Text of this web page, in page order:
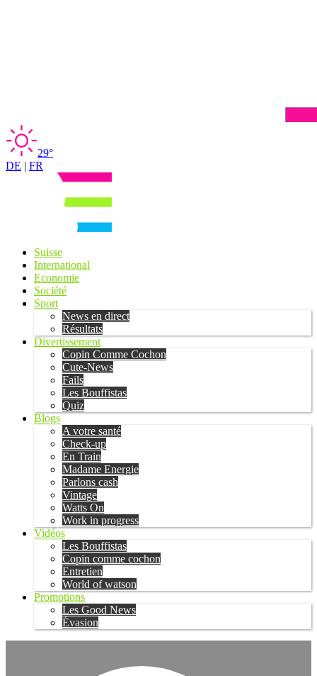
29°
DE | FR
Suisse
International
Economie
Société
Sport
News en direct
Résultats
Divertissement
Copin Comme Cochon
Cute-News
Fails
Les Bouffistas
Quiz
Blogs
A votre santé
Check-up
En Train
Madame Energie
Parlons cash
Vintage
Watts On
Work in progress
Vidéos
Les Bouffistas
Copin comme cochon
Entretien
World of watson
Promotions
Les Good News
Évasion